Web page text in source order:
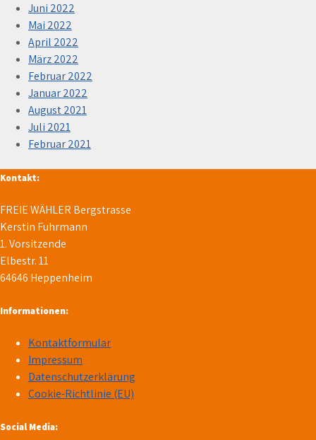
Juni 2022
Mai 2022
April 2022
März 2022
Februar 2022
Januar 2022
August 2021
Juli 2021
Februar 2021
Kontakt:
FREIE WÄHLER Bergstrasse
Kerstin Fuhrmann
1. Vorsitzende
Elbestr. 11
64646 Heppenheim
Informationen:
Kontaktformular
Impressum
Datenschutzerklärung
Cookie-Richtlinie (EU)
Social Media: